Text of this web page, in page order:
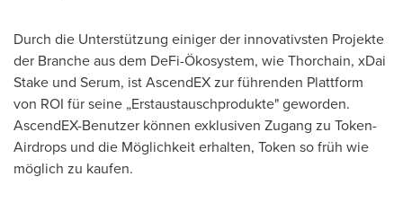
Durch die Unterstützung einiger der innovativsten Projekte
der Branche aus dem DeFi-Ökosystem, wie Thorchain, xDai
Stake und Serum, ist AscendEX zur führenden Plattform
von ROI für seine „Erstaustauschprodukte" geworden.
AscendEX-Benutzer können exklusiven Zugang zu Token-
Airdrops und die Möglichkeit erhalten, Token so früh wie
möglich zu kaufen.